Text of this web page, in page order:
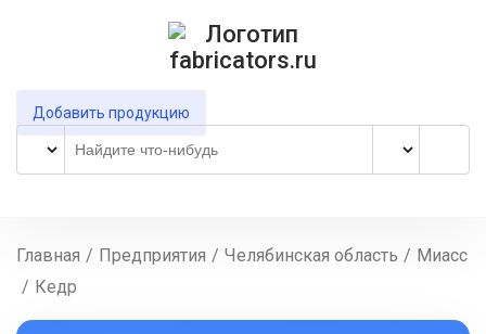
Добавить продукцию
Главная / Предприятия / Челябинская область / Миасс
/ Кедр